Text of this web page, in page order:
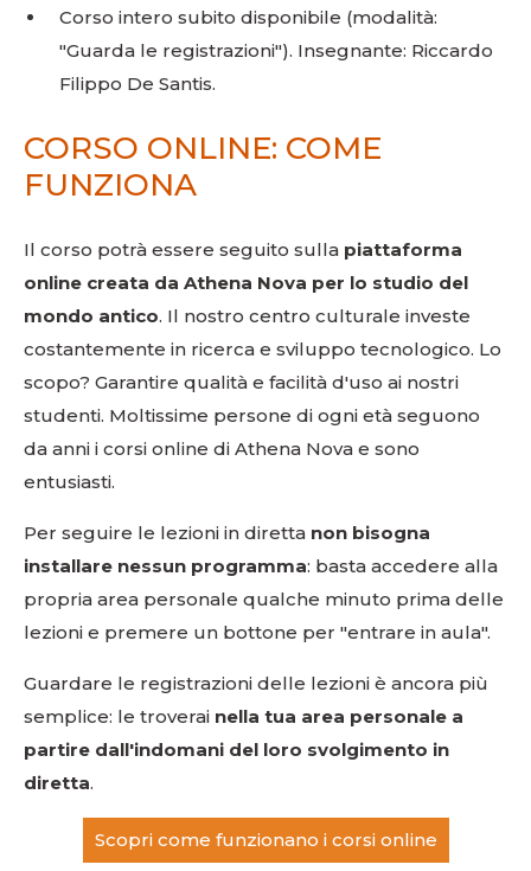
Corso intero subito disponibile (modalità:
"Guarda le registrazioni"). Insegnante: Riccardo
Filippo De Santis.
CORSO ONLINE: COME
FUNZIONA
Il corso potrà essere seguito sulla piattaforma
online creata da Athena Nova per lo studio del
mondo antico. Il nostro centro culturale investe
costantemente in ricerca e sviluppo tecnologico. Lo
scopo? Garantire qualità e facilità d'uso ai nostri
studenti. Moltissime persone di ogni età seguono
da anni i corsi online di Athena Nova e sono
entusiasti.
Per seguire le lezioni in diretta non bisogna
installare nessun programma: basta accedere alla
propria area personale qualche minuto prima delle
lezioni e premere un bottone per "entrare in aula".
Guardare le registrazioni delle lezioni è ancora più
semplice: le troverai nella tua area personale a
partire dall'indomani del loro svolgimento in
diretta.
Scopri come funzionano i corsi online